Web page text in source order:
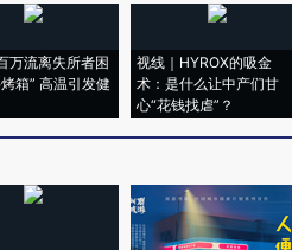
万流离失所者困
箱” 高温引发健
视线｜HYROX的吸金
术：是什么让中产们甘
心“花钱找虐”？